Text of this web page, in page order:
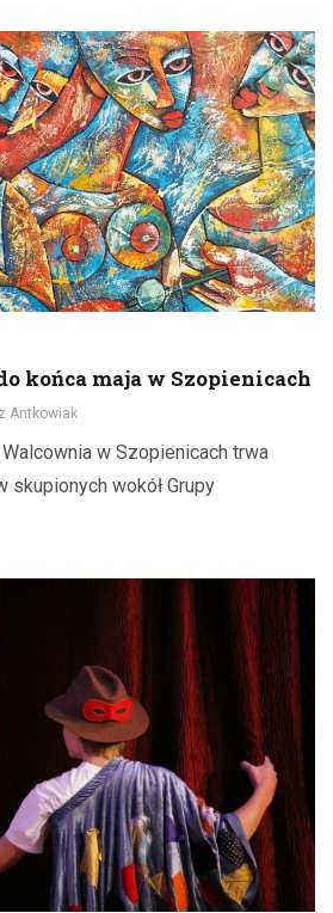
końca maja w Szopienicach
Antkowiak
w Szopienicach trwa
wokół Grupy